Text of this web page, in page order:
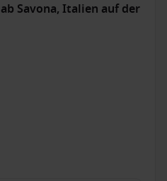
Savona, Italien auf der